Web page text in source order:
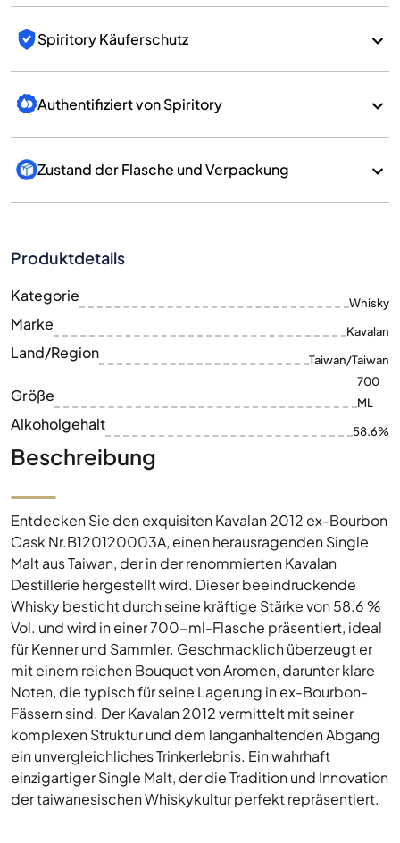
Spiritory Käuferschutz
Authentifiziert von Spiritory
Zustand der Flasche und Verpackung
Produktdetails
Kategorie Whisky
Marke Kavalan
Land/Region Taiwan/Taiwan
Größe
700
ML
Alkoholgehalt 58.6%
Beschreibung
Entdecken Sie den exquisiten Kavalan 2012 ex-Bourbon
Cask Nr.B120120003A, einen herausragenden Single
Malt aus Taiwan, der in der renommierten Kavalan
Destillerie hergestellt wird. Dieser beeindruckende
Whisky besticht durch seine kräftige Stärke von 58.6 %
Vol. und wird in einer 700-ml-Flasche präsentiert, ideal
für Kenner und Sammler. Geschmacklich überzeugt er
mit einem reichen Bouquet von Aromen, darunter klare
Noten, die typisch für seine Lagerung in ex-Bourbon-
Fässern sind. Der Kavalan 2012 vermittelt mit seiner
komplexen Struktur und dem langanhaltenden Abgang
ein unvergleichliches Trinkerlebnis. Ein wahrhaft
einzigartiger Single Malt, der die Tradition und Innovation
der taiwanesischen Whiskykultur perfekt repräsentiert.